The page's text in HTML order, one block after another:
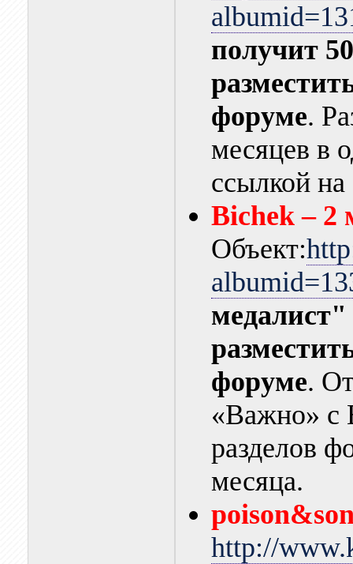
получит
форуме.
месяцев в
ссылкой
Bichek – 2
Объект:
медалист"
форуме.
«Важно» с
разделов
месяца.
http://